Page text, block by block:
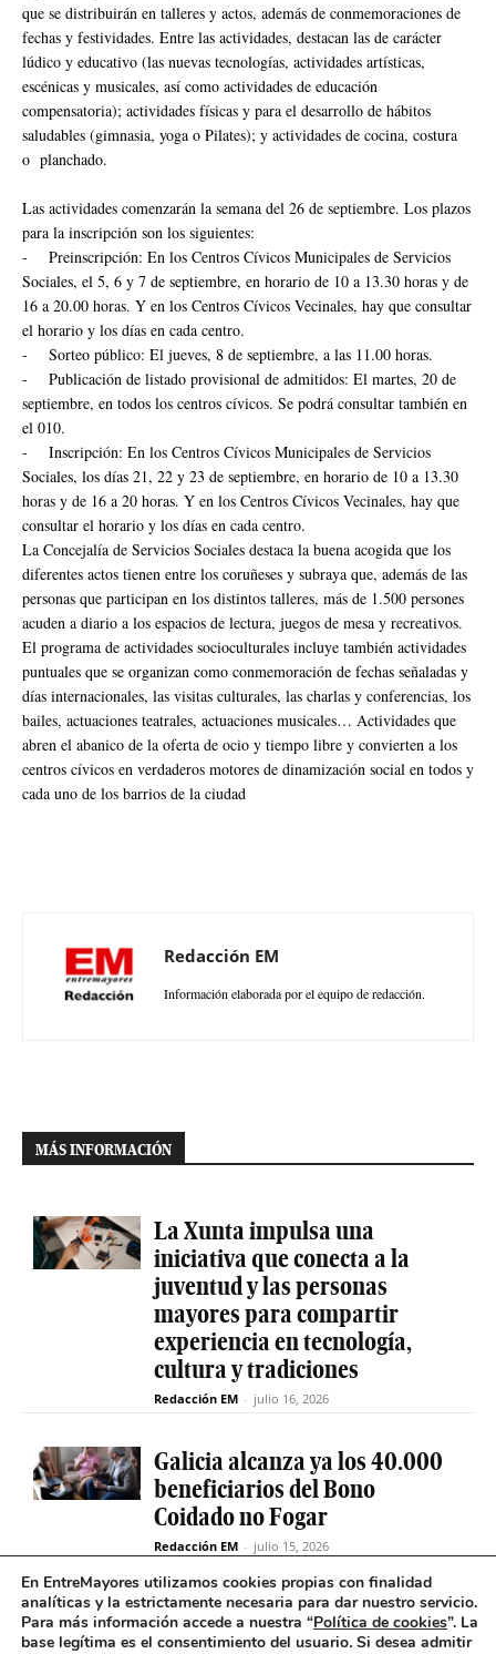
que se distribuirán en talleres y actos, además de conmemoraciones de
fechas y festividades. Entre las actividades, destacan las de carácter
lúdico y educativo (las nuevas tecnologías, actividades artísticas,
escénicas y musicales, así como actividades de educación
compensatoria); actividades físicas y para el desarrollo de hábitos
saludables (gimnasia, yoga o Pilates); y actividades de cocina, costura
o planchado.
Las actividades comenzarán la semana del 26 de septiembre. Los plazos
para la inscripción son los siguientes:
- Preinscripción: En los Centros Cívicos Municipales de Servicios
Sociales, el 5, 6 y 7 de septiembre, en horario de 10 a 13.30 horas y de
16 a 20.00 horas. Y en los Centros Cívicos Vecinales, hay que consultar
el horario y los días en cada centro.
- Sorteo público: El jueves, 8 de septiembre, a las 11.00 horas.
- Publicación de listado provisional de admitidos: El martes, 20 de
septiembre, en todos los centros cívicos. Se podrá consultar también en
el 010.
- Inscripción: En los Centros Cívicos Municipales de Servicios
Sociales, los días 21, 22 y 23 de septiembre, en horario de 10 a 13.30
horas y de 16 a 20 horas. Y en los Centros Cívicos Vecinales, hay que
consultar el horario y los días en cada centro.
La Concejalía de Servicios Sociales destaca la buena acogida que los
diferentes actos tienen entre los coruñeses y subraya que, además de las
personas que participan en los distintos talleres, más de 1.500 persones
acuden a diario a los espacios de lectura, juegos de mesa y recreativos.
El programa de actividades socioculturales incluye también actividades
puntuales que se organizan como conmemoración de fechas señaladas y
días internacionales, las visitas culturales, las charlas y conferencias, los
bailes, actuaciones teatrales, actuaciones musicales… Actividades que
abren el abanico de la oferta de ocio y tiempo libre y convierten a los
centros cívicos en verdaderos motores de dinamización social en todos y
cada uno de los barrios de la ciudad
Redacción EM
Información elaborada por el equipo de redacción.
MÁS INFORMACIÓN
La Xunta impulsa una
iniciativa que conecta a la
juventud y las personas
mayores para compartir
experiencia en tecnología,
cultura y tradiciones
Redacción EM - julio 16, 2026
Galicia alcanza ya los 40.000
beneficiarios del Bono
Coidado no Fogar
Redacción EM - julio 15, 2026
Fabiola García destaca el
compromiso de la Xunta de
En EntreMayores utilizamos cookies propias con finalidad
analíticas y la estrictamente necesaria para dar nuestro servicio.
Para más información accede a nuestra “Política de cookies”. La
base legítima es el consentimiento del usuario. Si desea admitir